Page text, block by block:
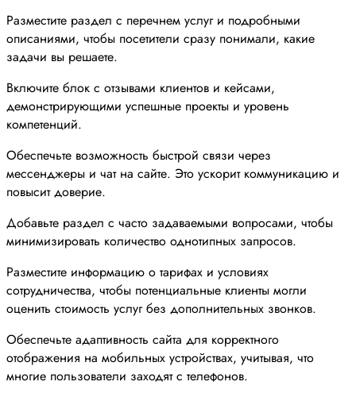
Разместите раздел с перечнем услуг и подробными
описаниями, чтобы посетители сразу понимали, какие
задачи вы решаете.
Включите блок с отзывами клиентов и кейсами,
демонстрирующими успешные проекты и уровень
компетенций.
Обеспечьте возможность быстрой связи через
мессенджеры и чат на сайте. Это ускорит коммуникацию и
повысит доверие.
Добавьте раздел с часто задаваемыми вопросами, чтобы
минимизировать количество однотипных запросов.
Разместите информацию о тарифах и условиях
сотрудничества, чтобы потенциальные клиенты могли
оценить стоимость услуг без дополнительных звонков.
Обеспечьте адаптивность сайта для корректного
отображения на мобильных устройствах, учитывая, что
многие пользователи заходят с телефонов.